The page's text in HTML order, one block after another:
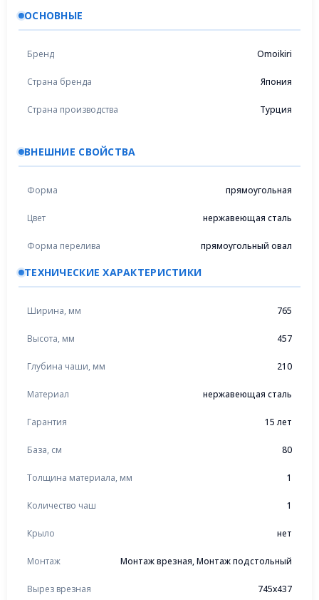
ОСНОВНЫЕ
Бренд Omoikiri
Страна бренда Япония
Страна производства Турция
ВНЕШНИЕ СВОЙСТВА
Форма прямоугольная
Цвет нержавеющая сталь
Форма перелива прямоугольный овал
ТЕХНИЧЕСКИЕ ХАРАКТЕРИСТИКИ
Ширина, мм 765
Высота, мм 457
Глубина чаши, мм 210
Материал нержавеющая сталь
Гарантия 15 лет
База, см 80
Толщина материала, мм 1
Количество чаш 1
Крыло нет
Монтаж Монтаж врезная, Монтаж подстольный
Вырез врезная 745x437